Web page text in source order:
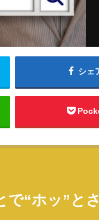
シェ
で“ホッ”と